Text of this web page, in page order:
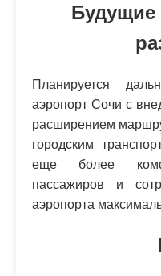
Будущие
Планируется
аэропорт Сочи с
расширением
городским
еще более
пассажиров и
аэропорта